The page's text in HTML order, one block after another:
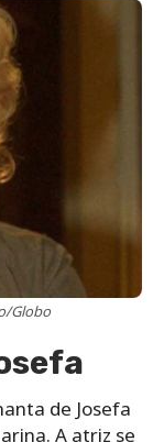
Globo
de Josefa
A atriz se